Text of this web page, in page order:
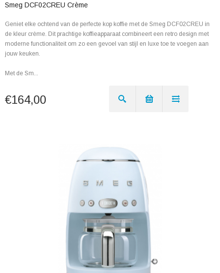
Smeg DCF02CREU Crème
Geniet elke ochtend van de perfecte kop koffie met de Smeg DCF02CREU in
de kleur crème. Dit prachtige koffieapparaat combineert een retro design met
moderne functionaliteit om zo een gevoel van stijl en luxe toe te voegen aan
jouw keuken.
Met de Sm...
€164,00